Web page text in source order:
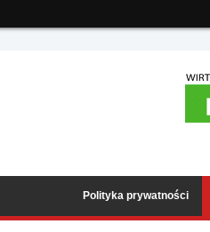
Polityka prywatności